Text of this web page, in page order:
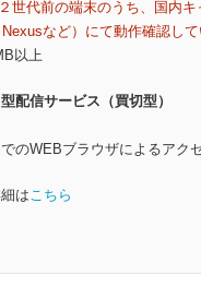
世代前の端末のうち、国内
など）にて動作確認し
以上
配信サービス（買切型）
のWEBブラウザによるアク
はこちら